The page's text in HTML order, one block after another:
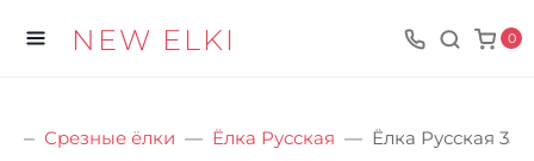
NEW ELKI 0
Срезные ёлки Ёлка Русская Ёлка Русская